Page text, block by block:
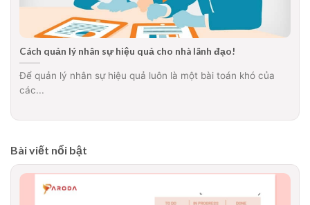
Cách quản lý nhân sự hiệu quả cho nhà lãnh đạo!
Để quản lý nhân sự hiệu quả luôn là một bài toán khó của
các...
Bài viết nổi bật